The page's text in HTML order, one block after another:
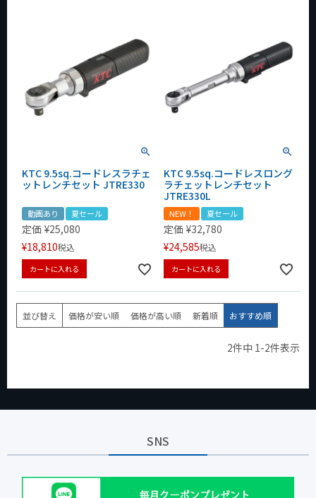
KTC 9.5sq.コードレスラチェ
ットレンチセット JTRE330
動画あり 夏セール
定価 ¥25,080
¥18,810税込
カートに入れる
KTC 9.5sq.コードレスロング
ラチェットレンチセット
JTRE330L
NEW！ 夏セール
定価 ¥32,780
¥24,585税込
カートに入れる
並び替え 価格が安い順 価格が高い順 新着順 おすすめ順
2件中 1-2件表示
SNS